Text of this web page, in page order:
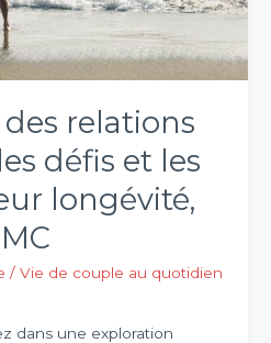
relations
défis et les
longévité,
/ Vie de couple au quotidien
dans une exploration